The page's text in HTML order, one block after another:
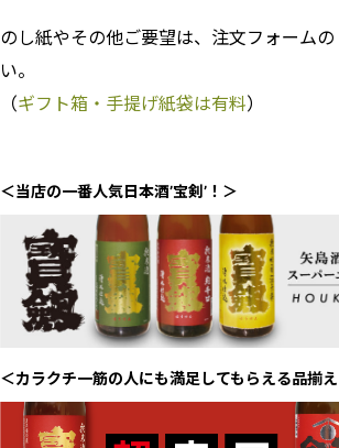
のし紙やその他ご要望は、注文フォーム
い。
（ギフト箱・手提げ紙袋は有料）
＜当店の一番人気日本酒’宝剣’！＞
＜カラクチ一筋の人にも満足してもらえる品揃